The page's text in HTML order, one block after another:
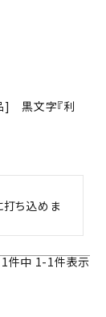
] 黒文字『利
打ち込めま
1件中 1-1件表示